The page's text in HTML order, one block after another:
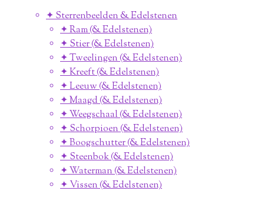
✦ Sterrenbeelden & Edelstenen
✦ Ram (& Edelstenen)
✦ Stier (& Edelstenen)
✦ Tweelingen (& Edelstenen)
✦ Kreeft (& Edelstenen)
✦ Leeuw (& Edelstenen)
✦ Maagd (& Edelstenen)
✦ Weegschaal (& Edelstenen)
✦ Schorpioen (& Edelstenen)
✦ Boogschutter (& Edelstenen)
✦ Steenbok (& Edelstenen)
✦ Waterman (& Edelstenen)
✦ Vissen (& Edelstenen)